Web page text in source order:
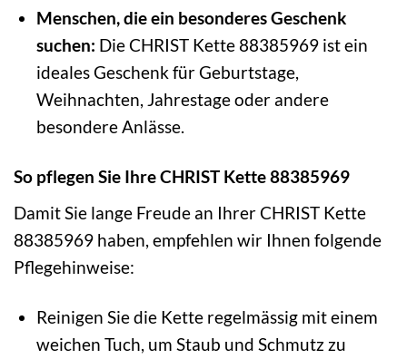
Menschen, die ein besonderes Geschenk
suchen: Die CHRIST Kette 88385969 ist ein
ideales Geschenk für Geburtstage,
Weihnachten, Jahrestage oder andere
besondere Anlässe.
So pflegen Sie Ihre CHRIST Kette 88385969
Damit Sie lange Freude an Ihrer CHRIST Kette
88385969 haben, empfehlen wir Ihnen folgende
Pflegehinweise:
Reinigen Sie die Kette regelmässig mit einem
weichen Tuch, um Staub und Schmutz zu